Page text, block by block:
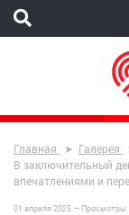
Главная Галерея
В заключительный
впечатлениями и
01 апреля 2025 — Просмотры: